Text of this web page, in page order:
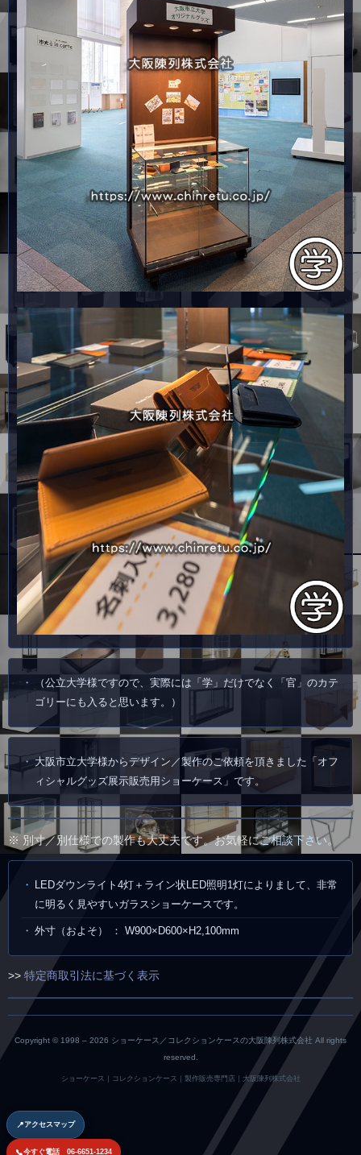
（公立大学様ですので、実際には「学」だけでなく「官」のカテ
ゴリーにも入ると思います。）
大阪市立大学様からデザイン／製作のご依頼を頂きました「オフ
ィシャルグッズ展示販売用ショーケース」です。
※ 別寸／別仕様での製作も大丈夫です。お気軽にご相談下さい。
LEDダウンライト4灯＋ライン状LED照明1灯によりまして、非常
に明るく見やすいガラスショーケースです。
外寸（およそ） ： W900×D600×H2,100mm
>> 特定商取引法に基づく表示
Copyright © 1998 – 2026 ショーケース／コレクションケースの大阪陳列株式会社 All rights
reserved.
ショーケース｜コレクションケース｜製作販売専門店｜大阪陳列株式会社
📍 アクセスマップ
📞今すぐ電話 06-6651-1234